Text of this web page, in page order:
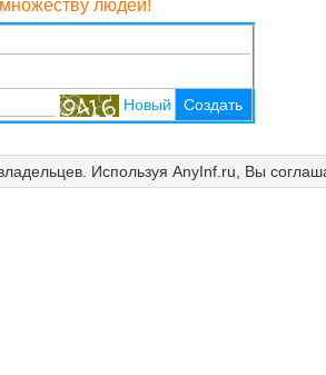
людей!
Новый Создать
Используя AnyInf.ru, Вы